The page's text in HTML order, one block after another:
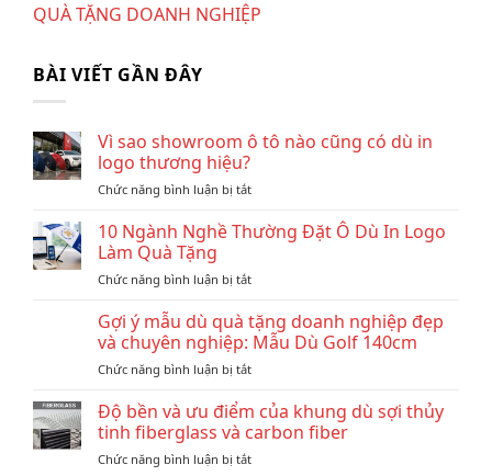
QUÀ TẶNG DOANH NGHIỆP
BÀI VIẾT GẦN ĐÂY
Vì sao showroom ô tô nào cũng có dù in
logo thương hiệu?
Chức năng bình luận bị tắtở
sao
showroom
tô
cũng
có
in
thương
hiệu?
10 Ngành Nghề Thường Đặt Ô Dù In Logo
Làm Quà Tặng
Chức năng bình luận bị tắtở
Ngành
Nghề
Thường
Đặt
Dù
In
Làm
Gợi ý mẫu dù quà tặng doanh nghiệp đẹp
và chuyên nghiệp: Mẫu Dù Golf 140cm
Chức năng bình luận bị tắtở
ý
mẫu
dù
quà
Độ bền và ưu điểm của khung dù sợi thủy
tinh fiberglass và carbon fiber
Chức năng bình luận bị tắtở